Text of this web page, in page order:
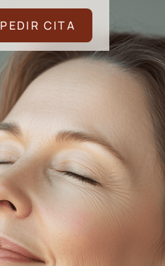
PEDIR CITA